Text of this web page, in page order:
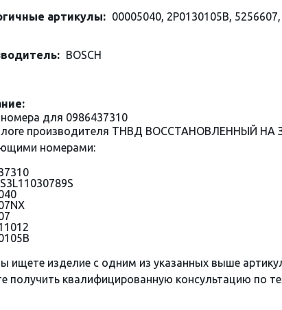
артикулы: 00005040, 2P0130105B,
BOSCH
для 0986437310
производителя ТНВД ВОССТАНОВЛЕННЫЙ НА
номерами:
ищете изделие с одним из указанных выше
получить квалифицированную консультацию по